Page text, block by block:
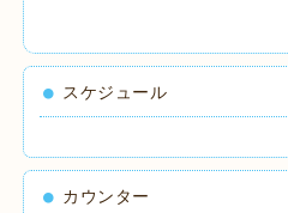
スケジュール
カウンター